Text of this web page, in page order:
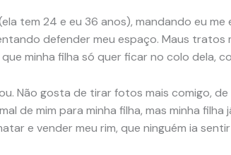
tem 24 e eu 36 anos), mandando eu me
defender meu espaço. Maus tratos
minha filha só quer ficar no colo dela,
Não gosta de tirar fotos mais comigo,
de mim para minha filha, mas minha
e vender meu rim, que ninguém ia